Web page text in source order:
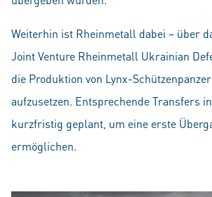
Weiterhin ist Rheinmetall dabei – über
Joint Venture Rheinmetall Ukrainian
die Produktion von Lynx-
aufzusetzen. Entsprechende Transfers
kurzfristig geplant, um eine erste
ermöglichen.